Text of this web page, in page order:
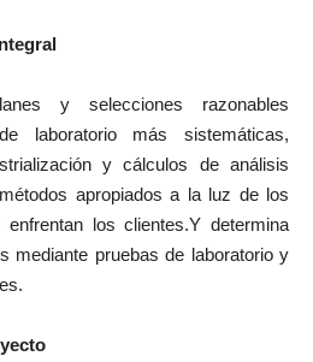
y selecciones razonables
laboratorio más sistemáticas,
y cálculos de análisis
apropiados a la luz de los
los clientes.Y determina
mediante pruebas de laboratorio y